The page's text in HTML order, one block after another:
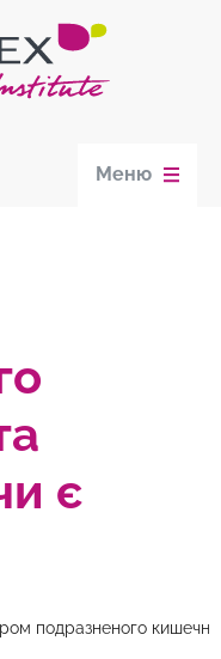
Меню
є
подразненого кишечника